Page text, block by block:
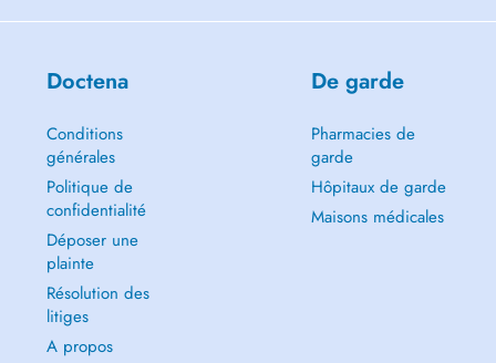
Doctena
Conditions
générales
Politique de
confidentialité
Déposer une
plainte
Résolution des
litiges
A propos
De garde
Pharmacies de
garde
Hôpitaux de garde
Maisons médicales